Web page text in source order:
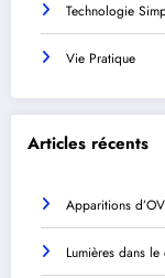
Technologie
Vie Pratique
Articles récents
Apparitions
Lumières dans